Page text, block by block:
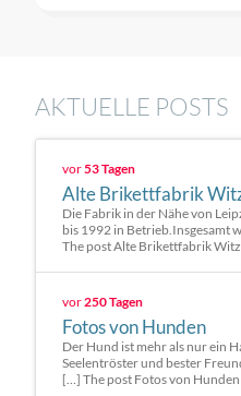
AKTUELLE POSTS
vor53 Tagen
Alte Brikettfabrik
Die Fabrik in der Nähe von
bis 1992 in Betrieb.Insgesamt
The post Alte Brikettfabrik
vor250 Tagen
Fotos von Hunden
Der Hund ist mehr als nur ein
Seelentröster und bester
[…] The post Fotos von